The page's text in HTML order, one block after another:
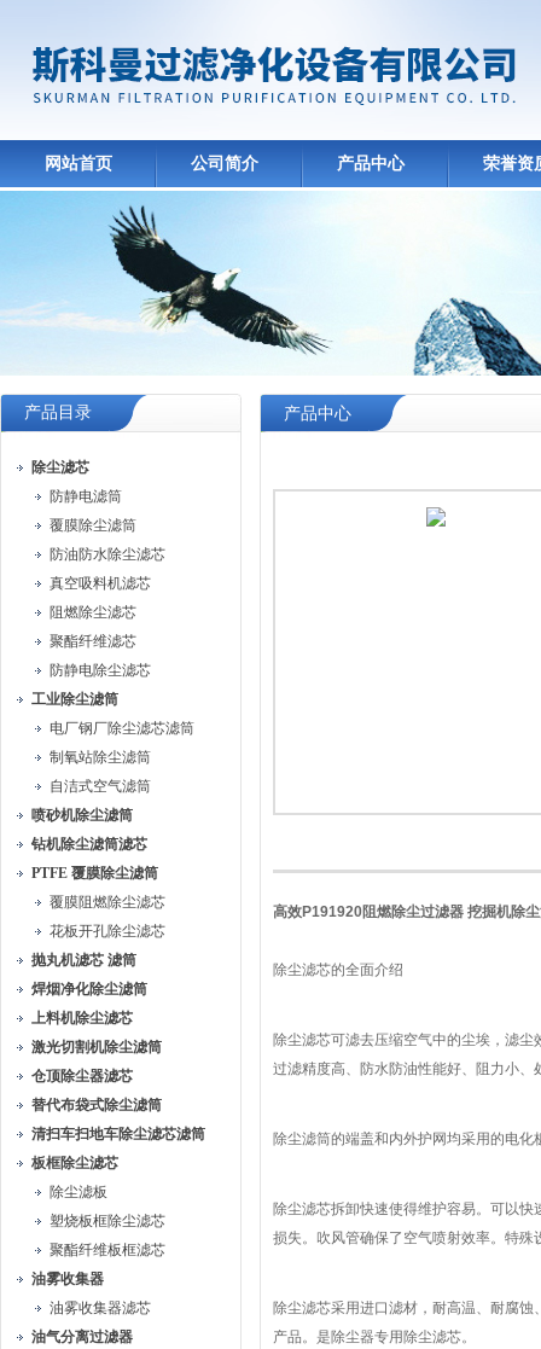
网站首页 公司简介 产品中心 荣誉资
产品目录
除尘滤芯
防静电滤筒
覆膜除尘滤筒
防油防水除尘滤芯
真空吸料机滤芯
阻燃除尘滤芯
聚酯纤维滤芯
防静电除尘滤芯
工业除尘滤筒
电厂钢厂除尘滤芯滤筒
制氧站除尘滤筒
自洁式空气滤筒
喷砂机除尘滤筒
钻机除尘滤筒滤芯
PTFE 覆膜除尘滤筒
覆膜阻燃除尘滤芯
花板开孔除尘滤芯
抛丸机滤芯 滤筒
焊烟净化除尘滤筒
上料机除尘滤芯
激光切割机除尘滤筒
仓顶除尘器滤芯
替代布袋式除尘滤筒
清扫车扫地车除尘滤芯滤筒
板框除尘滤芯
除尘滤板
塑烧板框除尘滤芯
聚酯纤维板框滤芯
油雾收集器
油雾收集器滤芯
油气分离过滤器
产品中心
高效P191920阻燃除尘过滤器 挖掘机除
除尘滤芯的全面介绍
除尘滤芯可滤去压缩空气中的尘埃，滤
过滤精度高、防水防油性能好、阻力小
除尘滤筒的端盖和内外护网均采用的电
除尘滤芯拆卸快速使得维护容易。可以
损失。吹风管确保了空气喷射效率。特
除尘滤芯采用进口滤材，耐高温、耐腐
产品。是除尘器专用除尘滤芯。